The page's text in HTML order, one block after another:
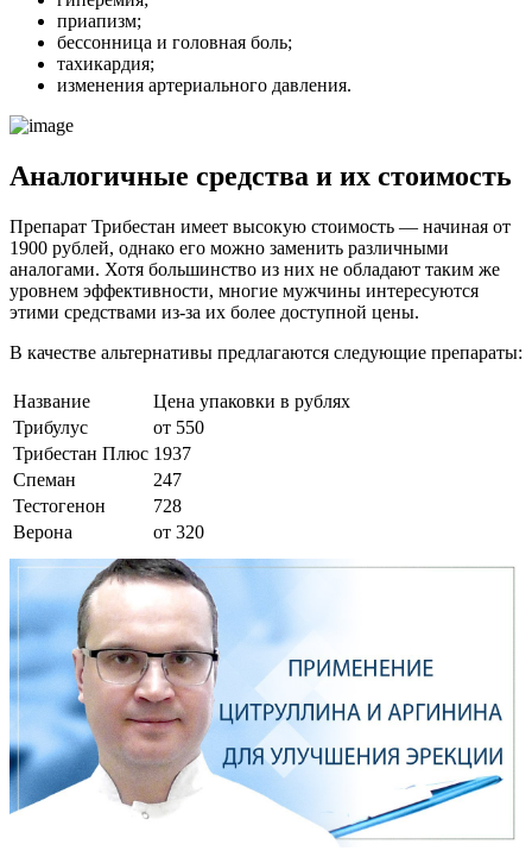
приапизм;
бессонница и головная боль;
тахикардия;
изменения артериального давления.
Аналогичные средства и их стоимость
Препарат Трибестан имеет высокую стоимость — начиная от
1900 рублей, однако его можно заменить различными
аналогами. Хотя большинство из них не обладают таким же
уровнем эффективности, многие мужчины интересуются
этими средствами из-за их более доступной цены.
В качестве альтернативы предлагаются следующие препараты:
Название
Цена упаковки в рублях
Трибулус
от 550
Трибестан Плюс 1937
Спеман
247
Тестогенон
728
Верона
от 320